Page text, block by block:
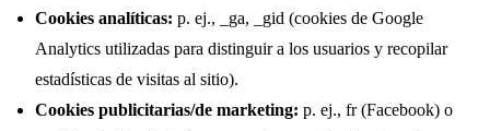
Cookies analíticas: p. ej., _ga, _gid (cookies de Google
Analytics utilizadas para distinguir a los usuarios y recopilar
estadísticas de visitas al sitio).
Cookies publicitarias/de marketing: p. ej., fr (Facebook) o